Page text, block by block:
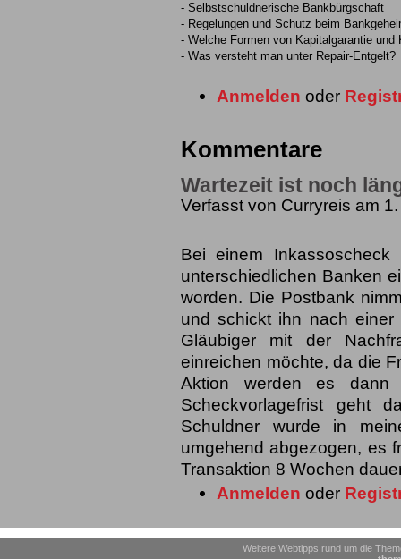
- Selbstschuldnerische Bankbürgschaft
- Regelungen und Schutz beim
- Welche Formen von Kapitalgarantie und
- Was versteht man unter Repair-Entgelt?
Anmelden oder
Kommentare
Wartezeit ist noch
Verfasst von Curryreis am
Bei einem
unterschiedlichen Banken
worden. Die Postbank
und schickt ihn nach
Gläubiger mit der
einreichen möchte, da die
Aktion werden es
Scheckvorlagefrist geht
Schuldner wurde in
umgehend abgezogen, es
Transaktion 8 Wochen
Anmelden oder
Weitere Webtipps rund um die